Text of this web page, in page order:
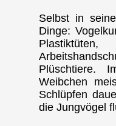
Selbst in
Dinge:
Plüschtiere.
Weibchen
Schlüpfen
die Jungvögel